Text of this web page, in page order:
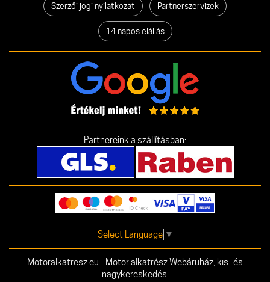
Szerzői jogi nyilatkozat Partnerszervizek
14 napos elállás
Partnereink a szállításban:
Select Language ▼
Motoralkatresz.eu - Motor alkatrész Webáruház, kis- és
nagykereskedés.